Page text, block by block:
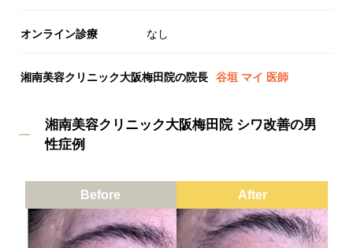
オンライン診療 なし
湘南美容クリニック大阪梅田院の院長 谷垣 マイ 医師
湘南美容クリニック大阪梅田院 シワ改善の男
性症例
Before After